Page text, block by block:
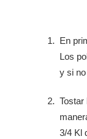
En
Los
y si
Tostar
3/4 Kl